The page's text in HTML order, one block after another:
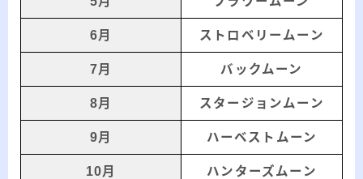
6月 ストロベリームーン
7月 バックムーン
8月 スタージョンムーン
9月 ハーベストムーン
10月 ハンターズムーン